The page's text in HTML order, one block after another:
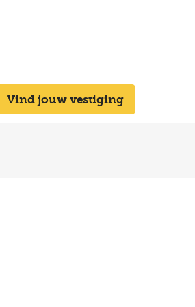
Vind jouw vestiging